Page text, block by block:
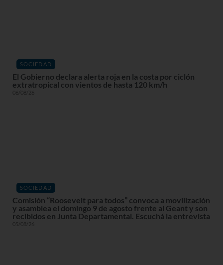
SOCIEDAD
El Gobierno declara alerta roja en la costa por ciclón
extratropical con vientos de hasta 120 km/h
06/08/26
SOCIEDAD
Comisión “Roosevelt para todos” convoca a movilización
y asamblea el domingo 9 de agosto frente al Geant y son
recibidos en Junta Departamental. Escuchá la entrevista
05/08/26